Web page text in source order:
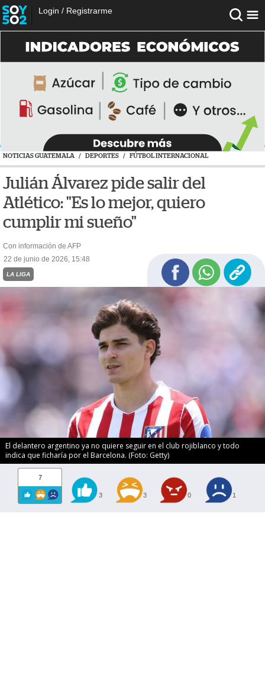
Login / Registrarme
NOTICIAS GUATEMALA / DEPORTES / FÚTBOL INTERNACIONAL
Julián Álvarez pide salir del
Atlético: "Es lo mejor, quiero
cumplir mi sueño"
Con información de AFP
22 de junio de 2026, 15:48
LA LIGA
El delantero argentino ya no quiere seguir en el club rojiblanco y todo
indica que ficharía por el Barcelona. (Foto: Getty)
7
3 3 0 1